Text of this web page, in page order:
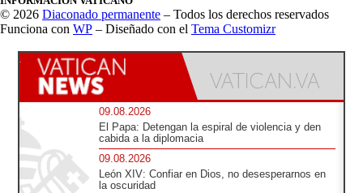
© 2026 Diaconado permanente – Todos los derechos reservados
Funciona con WP – Diseñado con el Tema Customizr
09.08.2026
El Papa: Detengan la espiral de violencia y den
cabida a la diplomacia
09.08.2026
León XIV: Confiar en Dios, no desesperarnos en
la oscuridad